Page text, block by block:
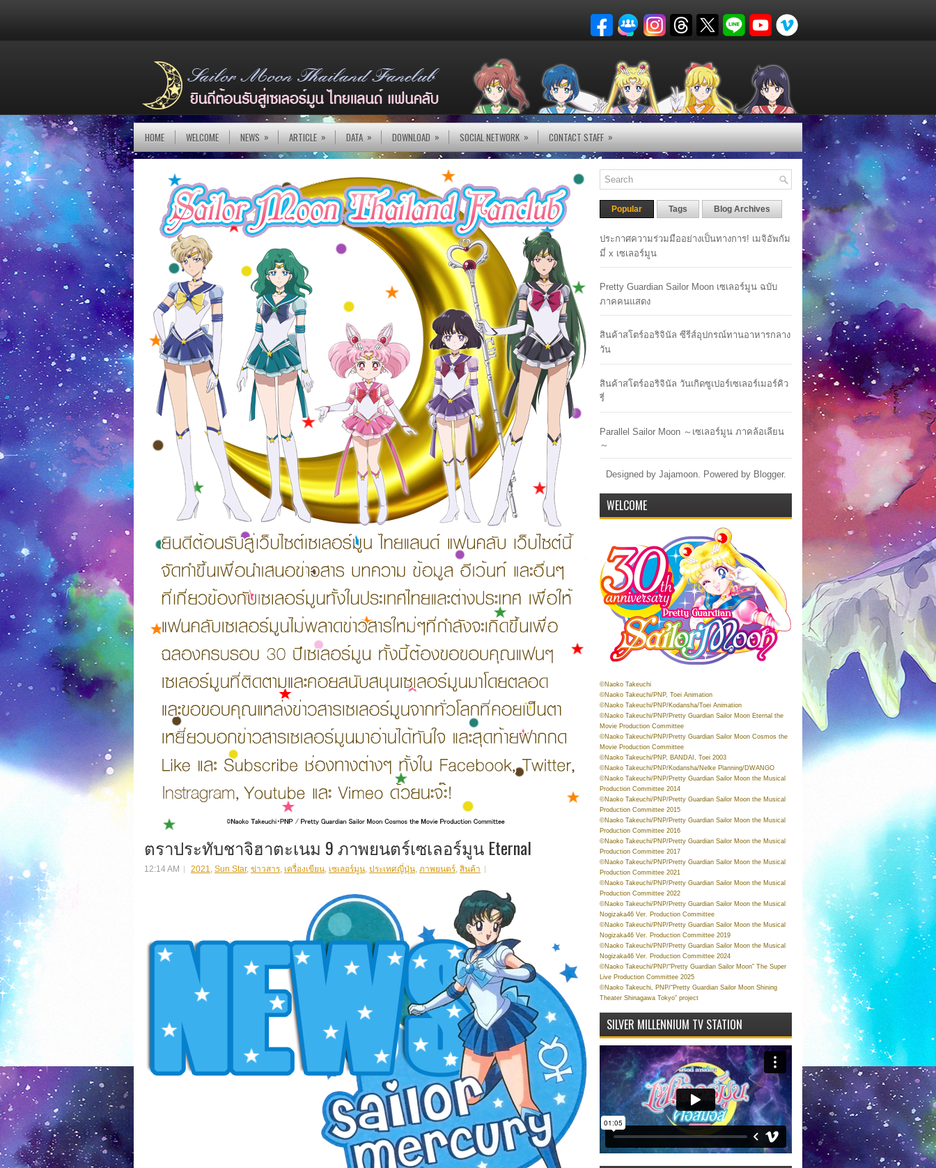
HOME WELCOME NEWS » ARTICLE » DATA » DOWNLOAD » SOCIAL NETWORK » CONTACT STAFF »
ตราประทับชาจิฮาตะเนม 9 ภาพยนตร์เซเลอร์มูน Eternal
12:14 AM 2021, Sun Star, ข่าวสาร, เครื่องเขียน, เซเลอร์มูน, ประเทศญี่ปุ่น, ภาพยนตร์, สินค้า
Popular Tags Blog Archives
ประกาศความร่วมมืออย่างเป็นทางการ! เมจิอัพกัม
มี่ x เซเลอร์มูน
Pretty Guardian Sailor Moon เซเลอร์มูน ฉบับ
ภาคคนแสดง
สินค้าสโตร์ออริจินัล ซีรีส์อุปกรณ์ทานอาหารกลาง
วัน
สินค้าสโตร์ออริจินัล วันเกิดซูเปอร์เซเลอร์เมอร์คิว
รี่
Parallel Sailor Moon ～เซเลอร์มูน ภาคล้อเลียน
～
Designed by Jajamoon. Powered by Blogger.
WELCOME
©Naoko Takeuchi
©Naoko Takeuchi/PNP, Toei Animation
©Naoko Takeuchi/PNP/Kodansha/Toei Animation
©Naoko Takeuchi/PNP/Pretty Guardian Sailor Moon Eternal the
Movie Production Committee
©Naoko Takeuchi/PNP/Pretty Guardian Sailor Moon Cosmos the
Movie Production Committee
©Naoko Takeuchi/PNP, BANDAI, Toei 2003
©Naoko Takeuchi/PNP/Kodansha/Nelke Planning/DWANGO
©Naoko Takeuchi/PNP/Pretty Guardian Sailor Moon the Musical
Production Committee 2014
©Naoko Takeuchi/PNP/Pretty Guardian Sailor Moon the Musical
Production Committee 2015
©Naoko Takeuchi/PNP/Pretty Guardian Sailor Moon the Musical
Production Committee 2016
©Naoko Takeuchi/PNP/Pretty Guardian Sailor Moon the Musical
Production Committee 2017
©Naoko Takeuchi/PNP/Pretty Guardian Sailor Moon the Musical
Production Committee 2021
©Naoko Takeuchi/PNP/Pretty Guardian Sailor Moon the Musical
Production Committee 2022
©Naoko Takeuchi/PNP/Pretty Guardian Sailor Moon the Musical
Nogizaka46 Ver. Production Committee
©Naoko Takeuchi/PNP/Pretty Guardian Sailor Moon the Musical
Nogizaka46 Ver. Production Committee 2019
©Naoko Takeuchi/PNP/Pretty Guardian Sailor Moon the Musical
Nogizaka46 Ver. Production Committee 2024
©Naoko Takeuchi/PNP/“Pretty Guardian Sailor Moon” The Super
Live Production Committee 2025
©Naoko Takeuchi, PNP/“Pretty Guardian Sailor Moon Shining
Theater Shinagawa Tokyo” project
SILVER MILLENNIUM TV STATION